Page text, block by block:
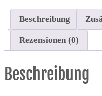
Beschreibung
Rezensionen (0)
Beschreibung